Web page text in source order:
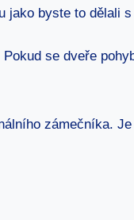
byste to
se dveře
zámečníka.